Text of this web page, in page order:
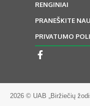
RENGINIAI
PRANEŠKITE
PRIVATUMO
2026 © UAB „Biržiečių